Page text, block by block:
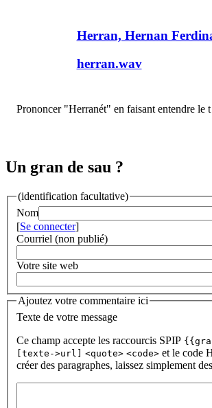
Herran, Hernan
herran.wav
Prononcer "Herranét" en faisant entendre le
Un gran de sau ?
(identification facultative)
Nom
[Se connecter]
Courriel (non publié)
Votre site web
Ajoutez votre commentaire ici
Texte de votre message
Ce champ accepte les raccourcis SPIP
[texte->url] <quote> <code> et le code
créer des paragraphes, laissez simplement